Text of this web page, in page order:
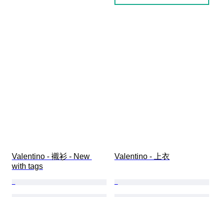
Valentino - 襯衫 - New
with tags
Valentino - 上衣